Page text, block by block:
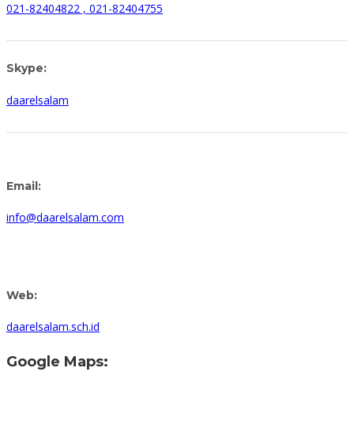
021-82404822 , 021-82404755
Skype:
daarelsalam
Email:
info@daarelsalam.com
Web:
daarelsalam.sch.id
Google Maps: